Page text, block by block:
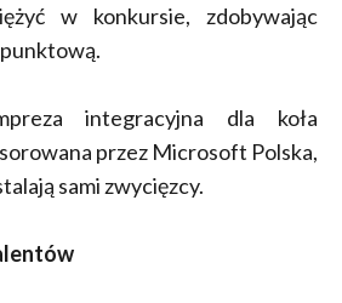
w konkursie, zdobywając
integracyjna dla koła
przez Microsoft Polska,
sami zwycięzcy.